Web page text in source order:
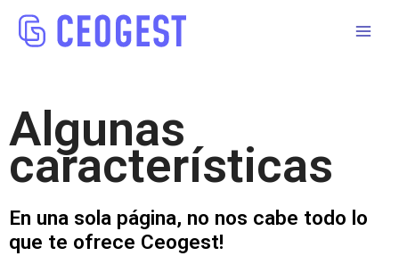
Algunas
características
En una sola página, no nos cabe todo lo
que te ofrece Ceogest!